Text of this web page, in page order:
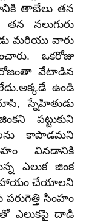
తాబేలు తన
నలుగురు
మరియు వారు
ఒకరోజు
వేటాడిన
ఉండి
స్నేహితుడు
పట్టుకుని
కాపాడమని
వినడానికి
ఎలుక జింక
సహాయం చేయాలని
పరుగెత్తి సింహం
ఎలుకపై దాడి